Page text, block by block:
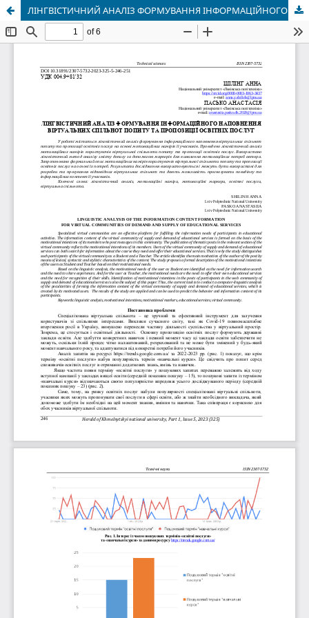
ЛІНГВІСТИЧНИЙ АНАЛІЗ ФОРМУВАННЯ ІНФОРМАЦІЙНОГО НАПОВНЕННЯ ВІРТУАЛЬНИХ СПІЛЬНОТ ПОПИТУ ТА ПРОПОЗИЦІЇ ОСВІТНІХ ПОСЛУГ